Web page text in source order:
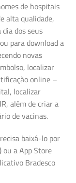
de hospitais
alta qualidade,
dos seus
para download a
novas
localizar
online –
localizar
além de criar a
de vacinas.
baixá-lo por
ou a App Store
Bradesco